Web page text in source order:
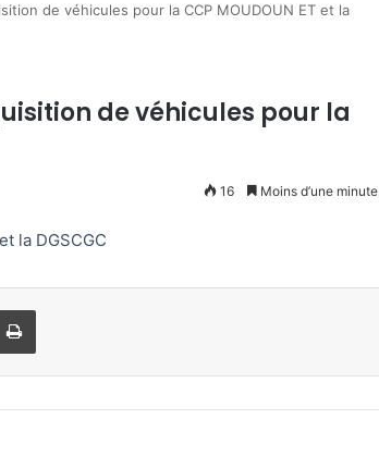
de véhicules pour la CCP MOUDOUN ET et la
de véhicules pour la
16 Moins d’une minute
la DGSCGC